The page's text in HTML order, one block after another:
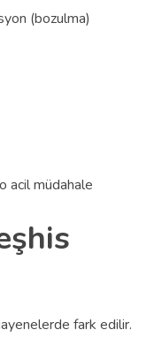
(bozulma)
acil müdahale
fark edilir.